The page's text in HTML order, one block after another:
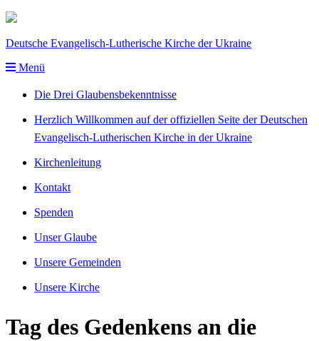
Deutsche Evangelisch-Lutherische Kirche der Ukraine
Menü
Die Drei Glaubensbekenntnisse
Herzlich Willkommen auf der offiziellen Seite der Deutschen
Evangelisch-Lutherischen Kirche in der Ukraine
Kirchenleitung
Kontakt
Spenden
Unser Glaube
Unsere Gemeinden
Unsere Kirche
Tag des Gedenkens an die